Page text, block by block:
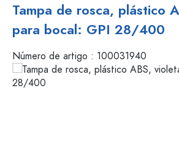
Tampa de rosca, plástico
para bocal: GPI 28/400
Número de artigo : 100031940